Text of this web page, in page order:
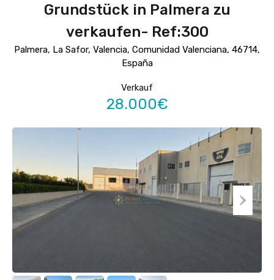
Grundstück in Palmera zu
verkaufen- Ref:300
Palmera, La Safor, Valencia, Comunidad Valenciana, 46714,
España
Verkauf
28.000€